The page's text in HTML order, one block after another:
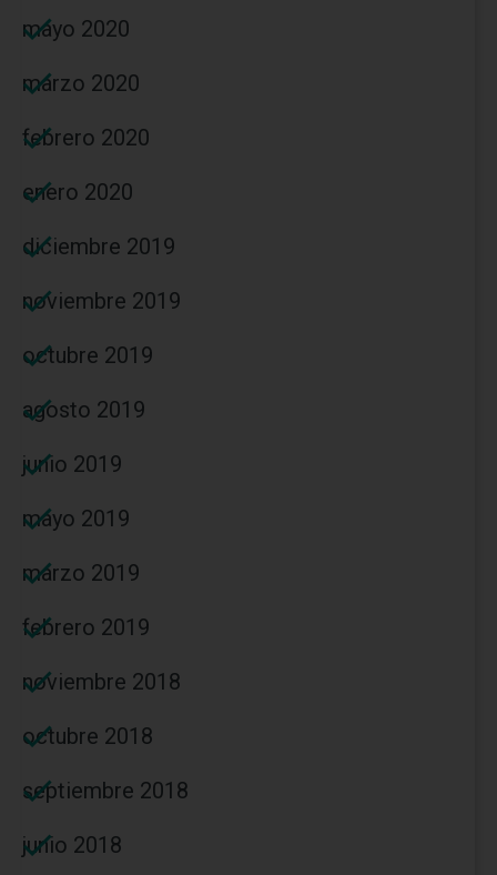
mayo 2020
marzo 2020
febrero 2020
enero 2020
diciembre 2019
noviembre 2019
octubre 2019
agosto 2019
junio 2019
mayo 2019
marzo 2019
febrero 2019
noviembre 2018
octubre 2018
septiembre 2018
junio 2018